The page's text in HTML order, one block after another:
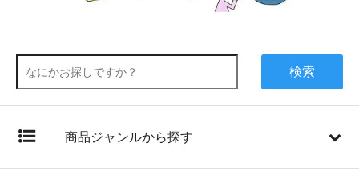
検索
商品ジャンルから探す